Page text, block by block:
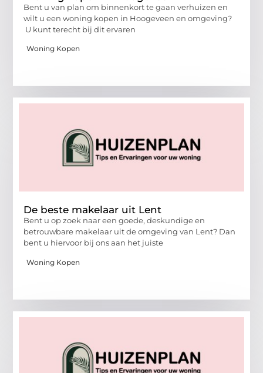
Bent u van plan om binnenkort te gaan verhuizen en
wilt u een woning kopen in Hoogeveen en omgeving?
U kunt terecht bij dit ervaren
Woning Kopen
De beste makelaar uit Lent
Bent u op zoek naar een goede, deskundige en
betrouwbare makelaar uit de omgeving van Lent? Dan
bent u hiervoor bij ons aan het juiste
Woning Kopen